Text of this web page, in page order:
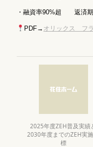
・融資率90%超 返済期
PDF→ オリックス フ
2025年度ZEH普及実績
2030年度までのZEH実
標